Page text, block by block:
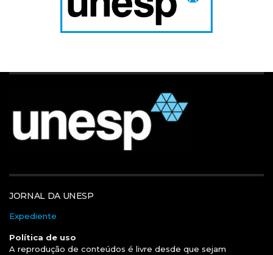
JORNAL DA UNESP
Expediente
Política de uso
A reprodução de conteúdos é livre desde que sejam